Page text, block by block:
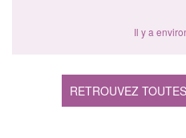
Il y a
RETROUVEZ